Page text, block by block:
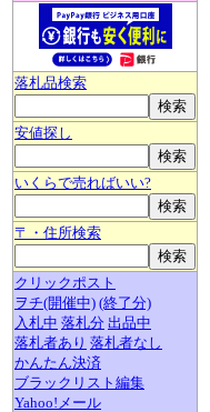
落札品検索
安値探し
いくらで売ればいい?
〒・住所検索
クリックポスト
ヲチ(開催中) (終了分)
入札中 落札分 出品中
落札者あり 落札者なし
かんたん決済
ブラックリスト編集
Yahoo!メール